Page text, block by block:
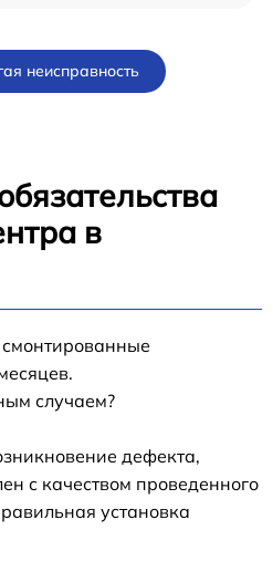
неисправность
в
смонтированные
случаем?
дефекта,
с качеством проведенного
установка